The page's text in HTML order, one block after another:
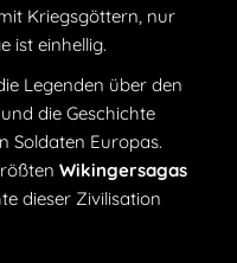
Kriegsgöttern, nur
ist einhellig.
Legenden über den
die Geschichte
Soldaten Europas.
Wikingersagas
dieser Zivilisation